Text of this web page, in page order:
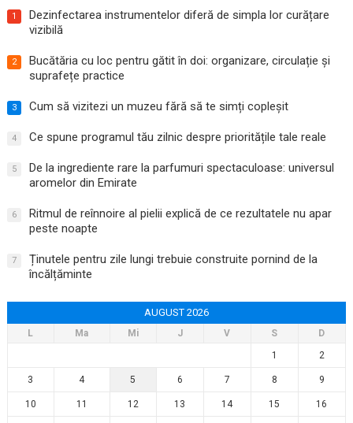
1
Dezinfectarea instrumentelor diferă de simpla lor curățare
vizibilă
2
Bucătăria cu loc pentru gătit în doi: organizare, circulație și
suprafețe practice
3 Cum să vizitezi un muzeu fără să te simți copleșit
4 Ce spune programul tău zilnic despre prioritățile tale reale
5
De la ingrediente rare la parfumuri spectaculoase: universul
aromelor din Emirate
6
Ritmul de reînnoire al pielii explică de ce rezultatele nu apar
peste noapte
7
Ținutele pentru zile lungi trebuie construite pornind de la
încălțăminte
AUGUST 2026
L Ma Mi J V S
D
1
2
3 4 5 6 7 8 9
10 11 12 13 14 15 16